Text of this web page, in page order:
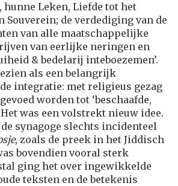
Leken, Liefde tot het
Souverein; de verdediging van de
van alle maatschappelijke
van eerlijke neringen en
& bedelarij inteboezemen’.
als een belangrijk
integratie: met religieus gezag
worden tot ‘beschaafde,
was een volstrekt nieuw idee.
synagoge slechts incidenteel
, zoals de preek in het Jiddisch
bovendien vooral sterk
ging het over ingewikkelde
teksten en de betekenis